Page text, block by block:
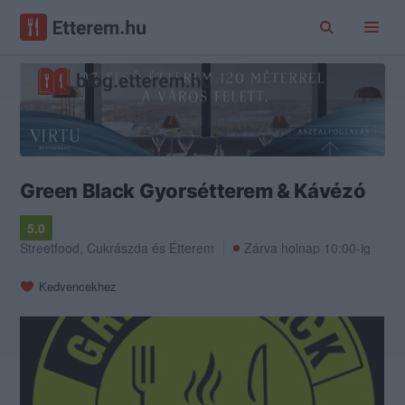
Green Black Gyorsétterem & Kávézó
5.0
Streetfood, Cukrászda és Étterem Zárva holnap 10:00-ig
Kedvencekhez